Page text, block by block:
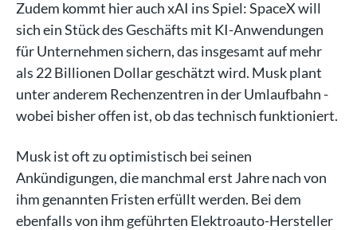
Zudem kommt hier auch xAI ins Spiel: SpaceX will
sich ein Stück des Geschäfts mit KI-Anwendungen
für Unternehmen sichern, das insgesamt auf mehr
als 22 Billionen Dollar geschätzt wird. Musk plant
unter anderem Rechenzentren in der Umlaufbahn -
wobei bisher offen ist, ob das technisch funktioniert.
Musk ist oft zu optimistisch bei seinen
Ankündigungen, die manchmal erst Jahre nach von
ihm genannten Fristen erfüllt werden. Bei dem
ebenfalls von ihm geführten Elektroauto-Hersteller